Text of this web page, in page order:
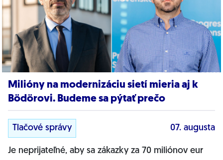
Milióny na modernizáciu sietí mieria aj k
Bödörovi. Budeme sa pýtať prečo
Tlačové správy 07. augusta
Je neprijateľné, aby sa zákazky za 70 miliónov eur